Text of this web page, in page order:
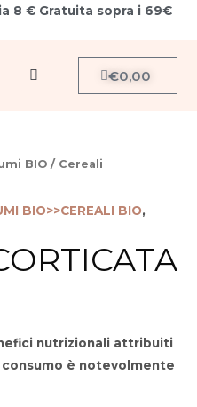
8 € Gratuita sopra i 69€
Cerca
€0,00
Carrello
BIO / Cereali
BIO>>CEREALI BIO,
nutrizionali attribuiti
consumo è notevolmente